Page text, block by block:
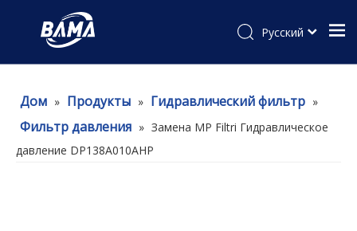
Pусский
Дом » Продукты » Гидравлический фильтр »
Фильтр давления » Замена MP Filtri Гидравлическое
давление DP138A010AHP